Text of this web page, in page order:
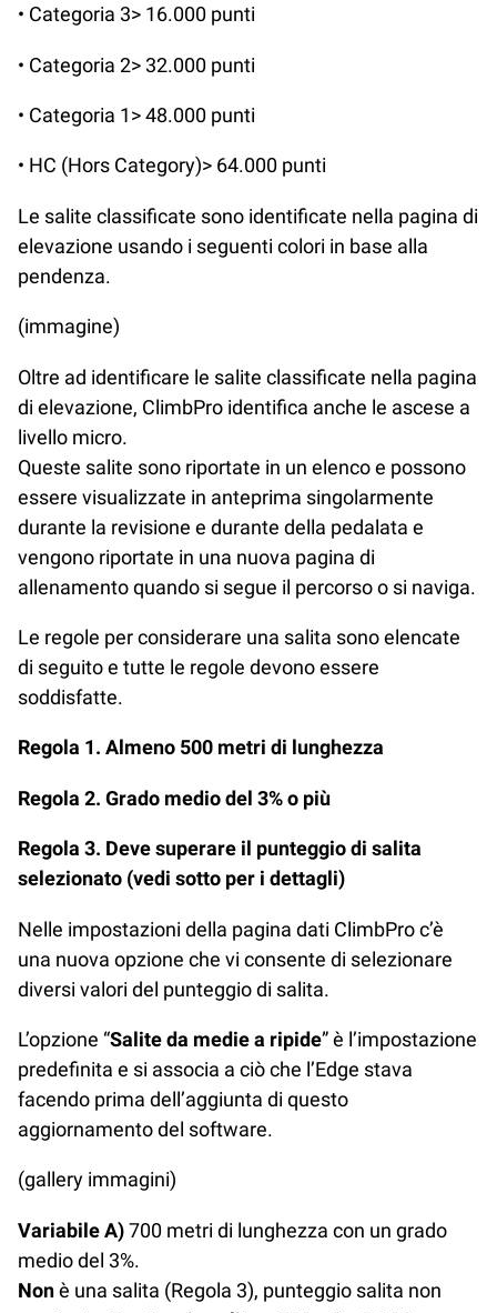
• Categoria 3> 16.000 punti
• Categoria 2> 32.000 punti
• Categoria 1> 48.000 punti
• HC (Hors Category)> 64.000 punti
Le salite classificate sono identificate nella pagina di
elevazione usando i seguenti colori in base alla
pendenza.
(immagine)
Oltre ad identificare le salite classificate nella pagina
di elevazione, ClimbPro identifica anche le ascese a
livello micro.
Queste salite sono riportate in un elenco e possono
essere visualizzate in anteprima singolarmente
durante la revisione e durante della pedalata e
vengono riportate in una nuova pagina di
allenamento quando si segue il percorso o si naviga.
Le regole per considerare una salita sono elencate
di seguito e tutte le regole devono essere
soddisfatte.
Regola 1. Almeno 500 metri di lunghezza
Regola 2. Grado medio del 3% o più
Regola 3. Deve superare il punteggio di salita
selezionato (vedi sotto per i dettagli)
Nelle impostazioni della pagina dati ClimbPro c’è
una nuova opzione che vi consente di selezionare
diversi valori del punteggio di salita.
L’opzione “Salite da medie a ripide” è l’impostazione
predefinita e si associa a ciò che l’Edge stava
facendo prima dell’aggiunta di questo
aggiornamento del software.
(gallery immagini)
Variabile A)700 metri di lunghezza con un grado
medio del 3%.
Nonè una salita (Regola 3), punteggio salita non